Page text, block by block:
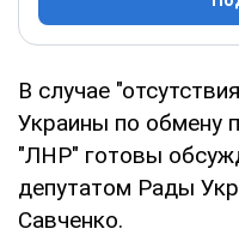
В случае
Украины по обмену
"ЛНР" готовы
депутатом Рады
Савченко.